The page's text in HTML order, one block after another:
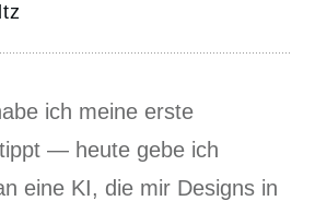
ich meine erste
— heute gebe ich
eine KI, die mir Designs in